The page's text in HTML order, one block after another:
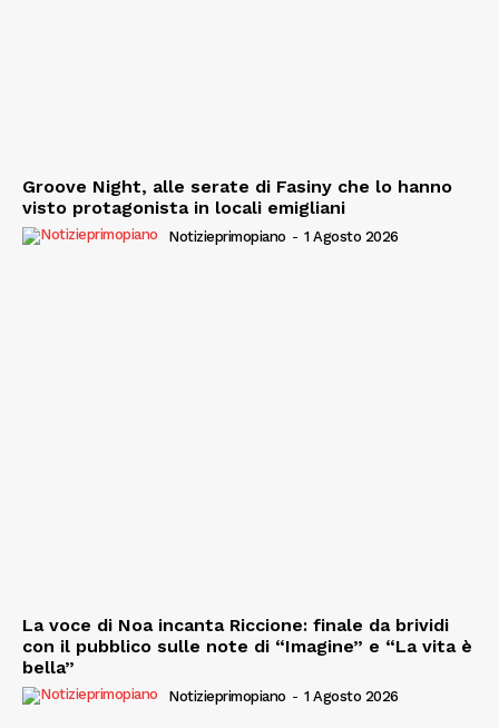
Groove Night, alle serate di Fasiny che lo hanno
visto protagonista in locali emigliani
Notizieprimopiano - 1 Agosto 2026
La voce di Noa incanta Riccione: finale da brividi
con il pubblico sulle note di “Imagine” e “La vita è
bella”
Notizieprimopiano - 1 Agosto 2026